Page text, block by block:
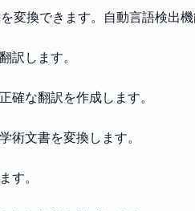
換できます。自動言語検出機
訳します。
な翻訳を作成します。
文書を変換します。
す。